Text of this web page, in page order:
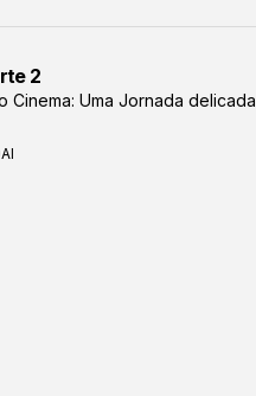
2
Cinema: Uma Jornada delicada